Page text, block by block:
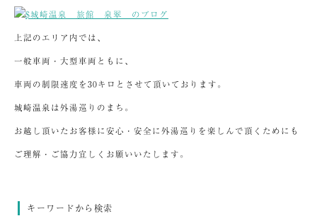
上記のエリア内では、
一般車両・大型車両ともに、
車両の制限速度を30キロとさせて頂いております。
城崎温泉は外湯巡りのまち。
お越し頂いたお客様に安心・安全に外湯巡りを楽しんで頂くためにも
ご理解・ご協力宜しくお願いいたします。
キーワードから検索